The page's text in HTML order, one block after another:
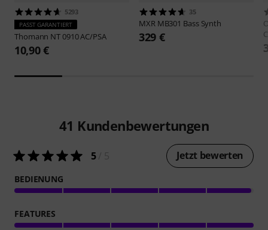
5293
PASST GARANTIERT
Thomann NT 0910 AC/PSA
10,90 €
35
MXR MB301 Bass Synth
329 €
41 Kundenbewertungen
5/ 5 Jetzt bewerten
BEDIENUNG
FEATURES